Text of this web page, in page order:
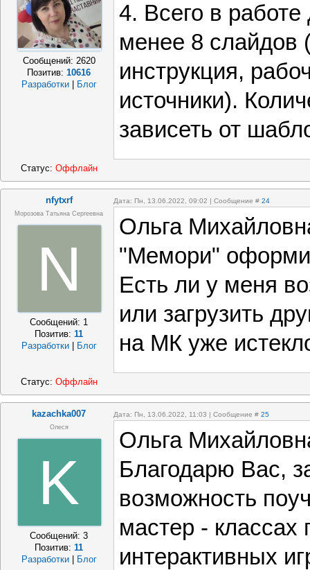
Сообщений: 2620
Позитив:10616
Разработки
Блог
4. Всего в
менее 8 слайдов
инструкция,
источники).
зависеть от
Статус: Оффлайн
nfytxrf Дата: Пн, 13.06.2022, 09:02 | Сообщение # 24
Морозова Татьяна Сергеевна
N
Сообщений: 1
Позитив:11
Разработки
Блог
Ольга
"Мемори"
Есть ли у меня
или загрузить
на МК уже
Статус: Оффлайн
kazachka007 Дата: Пн, 13.06.2022, 11:03 | Сообщение # 25
Олеся
K
Сообщений:3
Позитив:11
Разработки
Блог
Ольга
Благодарю Вас,
возможность
мастер - классах
интерактивных